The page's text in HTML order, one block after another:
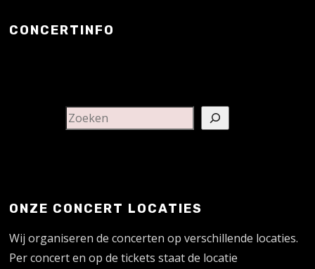
CONCERTINFO
ONZE CONCERT LOCATIES
Wij organiseren de concerten op verschillende locaties.
Per concert en op de tickets staat de locatie